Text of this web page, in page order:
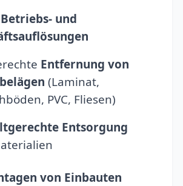
und
Entfernung von
(Laminat,
PVC, Fliesen)
Entsorgung
von Einbauten